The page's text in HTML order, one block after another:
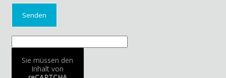
Sie müssen den
Inhalt von